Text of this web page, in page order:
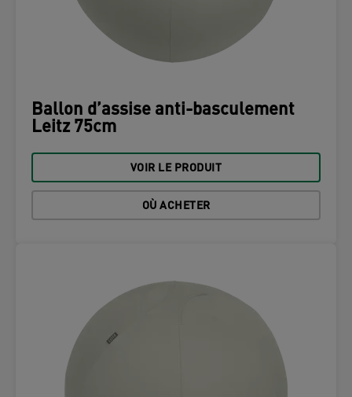
Ballon d’assise anti-basculement
Leitz 75cm
VOIR LE PRODUIT
OÙ ACHETER